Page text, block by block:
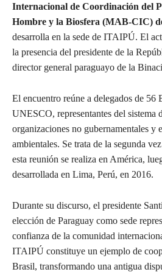
Internacional de Coordinación del
Hombre y la Biosfera (MAB-CIC)
desarrolla en la sede de ITAIPÚ. El
la presencia del presidente de la
director general paraguayo de la
El encuentro reúne a delegados de 56
UNESCO, representantes del sistema
organizaciones no gubernamentales y
ambientales. Se trata de la segunda
esta reunión se realiza en América,
desarrollada en Lima, Perú, en 2016.
Durante su discurso, el presidente
elección de Paraguay como sede
confianza de la comunidad
ITAIPÚ constituye un ejemplo de
Brasil, transformando una antigua